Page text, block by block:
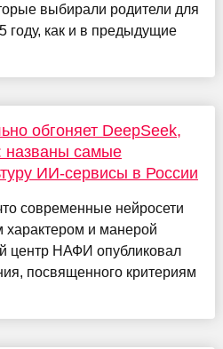
выбирали родители для
году, как и в предыдущие
обгоняет DeepSeek,
названы самые
ИИ-сервисы в России
современные нейросети
и манерой
центр НАФИ опубликовал
посвященного критериям